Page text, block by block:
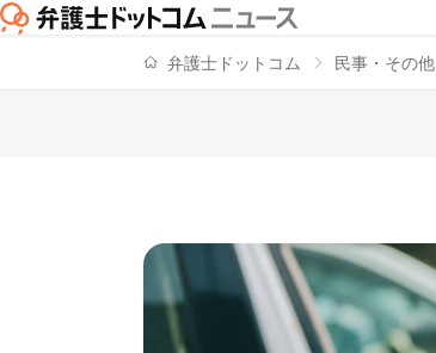
弁護士ドットコム 民事・その他